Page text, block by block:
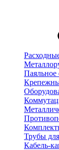
Паяльное
Трубы
Кабель-